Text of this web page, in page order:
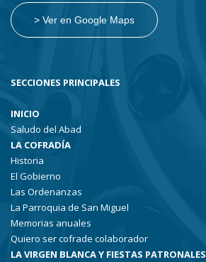
> Ver en Google Maps
SECCIONES PRINCIPALES
INICIO
Saludo del Abad
LA COFRADÍA
Historia
El Gobierno
Las Ordenanzas
La Parroquia de San Miguel
Memorias anuales
Quiero ser cofrade colaborador
LA VIRGEN BLANCA Y FIESTAS PATRONALES